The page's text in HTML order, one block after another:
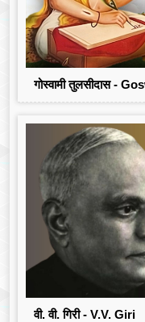
गोस्वामी तुलसीदास -
वी. वी. गिरी - V.V. Giri